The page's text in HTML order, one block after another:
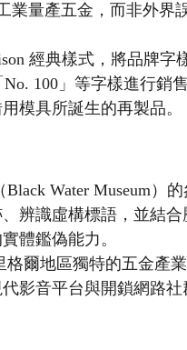
業量產五金，而非外界
經典樣式，將品牌字
100」等字樣進行銷
模具所誕生的再製品。
Water Museum）
辨識虛構標語，並結合
體鑑偽能力。
格爾地區獨特的五金產
影音平台與開鎖網路